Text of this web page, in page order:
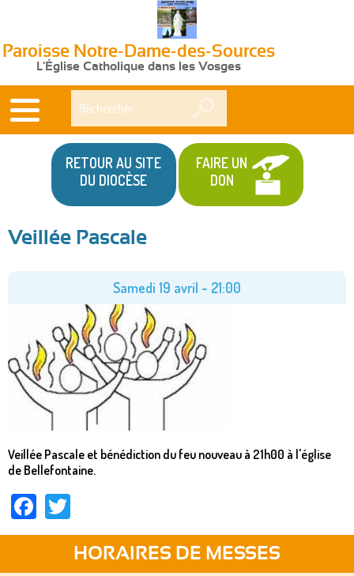
Paroisse Notre-Dame-des-Sources
L'Église Catholique dans les Vosges
RETOUR AU SITE
DU DIOCÈSE
FAIRE UN
DON
Veillée Pascale
Samedi 19 avril - 21:00
Veillée Pascale et bénédiction du feu nouveau à 21h00 à l'église
de Bellefontaine.
Facebook
HORAIRES DE MESSES